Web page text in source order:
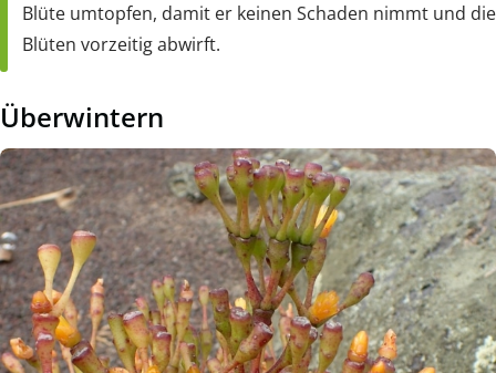
Blüte umtopfen, damit er keinen Schaden nimmt und die
Blüten vorzeitig abwirft.
Überwintern